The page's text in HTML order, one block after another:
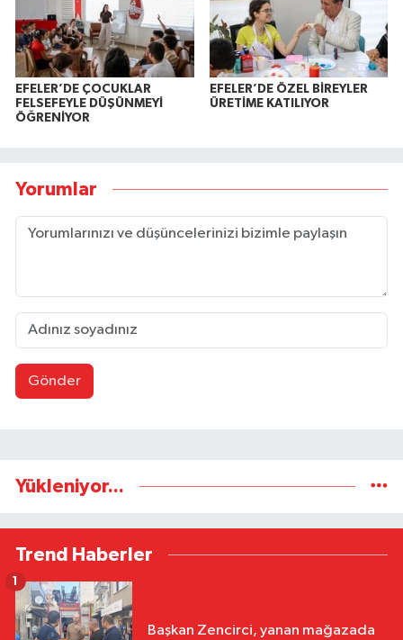
EFELER’DE ÇOCUKLAR
FELSEFEYLE DÜŞÜNMEYİ
ÖĞRENİYOR
EFELER’DE ÖZEL BİREYLER
ÜRETİME KATILIYOR
Yorumlar
Gönder
Yükleniyor...
Trend Haberler
Başkan Zencirci, yanan mağazada
1